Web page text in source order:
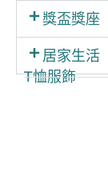
獎盃獎座
居家生活
T恤服飾